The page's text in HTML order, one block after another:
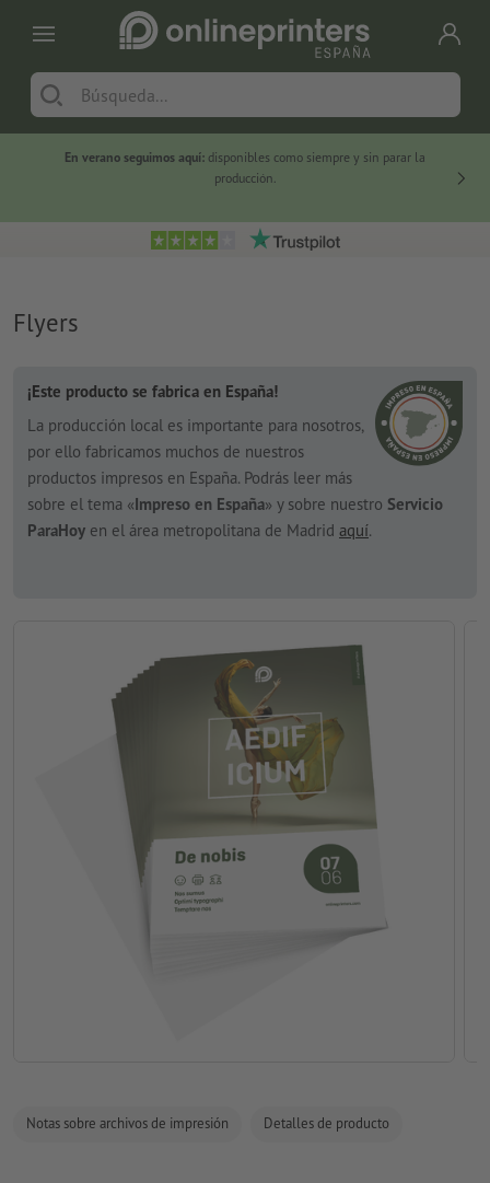
En verano seguimos aquí: disponibles como siempre y sin parar la
producción.
Flyers
¡Este producto se fabrica en España!
La producción local es importante para nosotros,
por ello fabricamos muchos de nuestros
productos impresos en España. Podrás leer más
sobre el tema «Impreso en España» y sobre nuestro Servicio
ParaHoy en el área metropolitana de Madrid aquí.
Notas sobre archivos de impresión Detalles de producto